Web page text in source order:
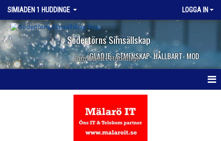
SIMIADEN 1 HUDDINGE LOGGA IN
Södertörns Simsällskap
GLÄDJE - GEMENSKAP- HÅLLBART- MOD
Simiaden 1 Huddinge